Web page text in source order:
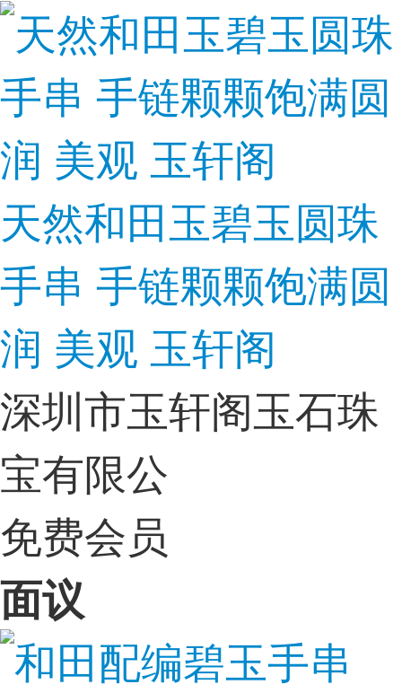
天然和田玉碧玉圆珠
手串 手链颗颗饱满圆
润 美观 玉轩阁
深圳市玉轩阁玉石珠
宝有限公
免费会员
面议